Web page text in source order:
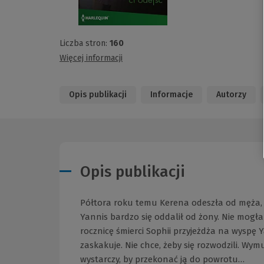
Liczba stron: 160
Więcej informacji
Opis publikacji Informacje Autorzy
Opis publikacji
Półtora roku temu Kerena odeszła od
Yannis bardzo się oddalił od żony. Nie
rocznicę śmierci Sophii przyjeżdża na wyspę
zaskakuje. Nie chce, żeby się rozwodzili.
wystarczy, by przekonać ją do powrotu…